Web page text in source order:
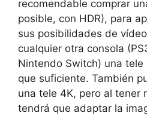
recomendable comprar
posible, con HDR), para
sus posibilidades de
cualquier otra consola
Nintendo Switch) una tele
que suficiente. También
una tele 4K, pero al tener
tendrá que adaptar la